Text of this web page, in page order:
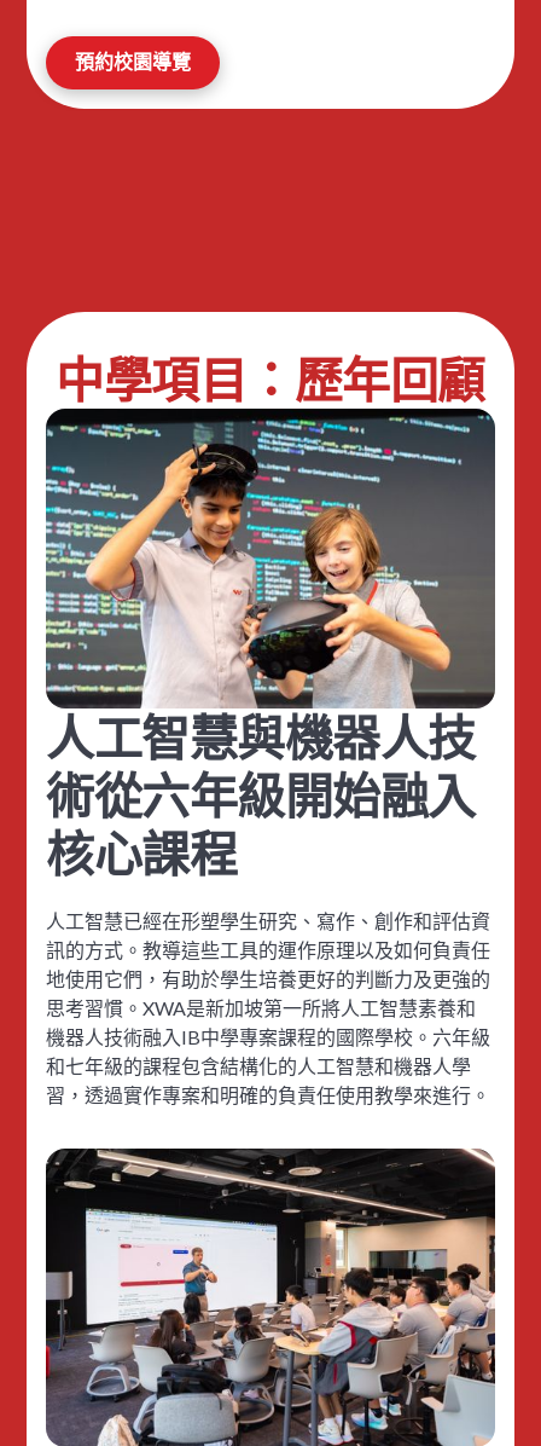
預約校園導覽
中學項目：歷年回顧
人工智慧與機器人技
術從六年級開始融入
核心課程
人工智慧已經在形塑學生研究、寫作、創作和評估資
訊的方式。教導這些工具的運作原理以及如何負責任
地使用它們，有助於學生培養更好的判斷力及更強的
思考習慣。XWA是新加坡第一所將人工智慧素養和
機器人技術融入IB中學專案課程的國際學校。六年級
和七年級的課程包含結構化的人工智慧和機器人學
習，透過實作專案和明確的負責任使用教學來進行。